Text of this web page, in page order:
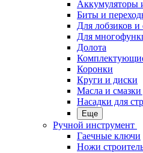
Аккумуляторы
Биты и
Для лобзиков
Для
Долота
Коронки
Круги и диски
Масла и смазки
Насадки для
Еще
Ручной инструмент
Гаечные ключи
Ножи